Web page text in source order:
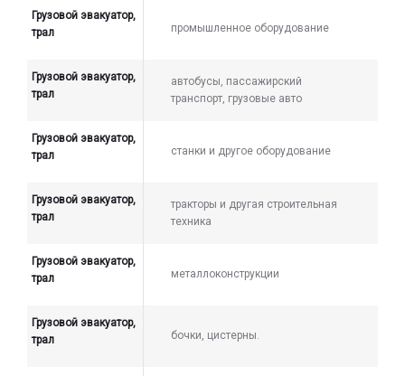
Грузовой эвакуатор,
трал
промышленное оборудование
Грузовой эвакуатор,
трал
автобусы, пассажирский
транспорт, грузовые авто
Грузовой эвакуатор,
трал
станки и другое оборудование
Грузовой эвакуатор,
трал
тракторы и другая строительная
техника
Грузовой эвакуатор,
трал
металлоконструкции
Грузовой эвакуатор,
трал
бочки, цистерны.